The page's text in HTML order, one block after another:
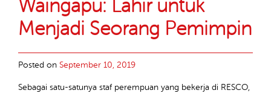
Waingapu: Lahir untuk
Menjadi Seorang Pemimpin
Posted on September 10, 2019
Sebagai satu-satunya staf perempuan yang bekerja di RESCO,